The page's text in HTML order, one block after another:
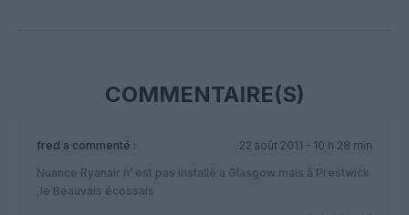
COMMENTAIRE(S)
fred a commenté :
22 août 2011 - 10 h 28 min
Nuance Ryanair n’ est pas installé a Glasgow mais à Prestwick
,le Beauvais écossais